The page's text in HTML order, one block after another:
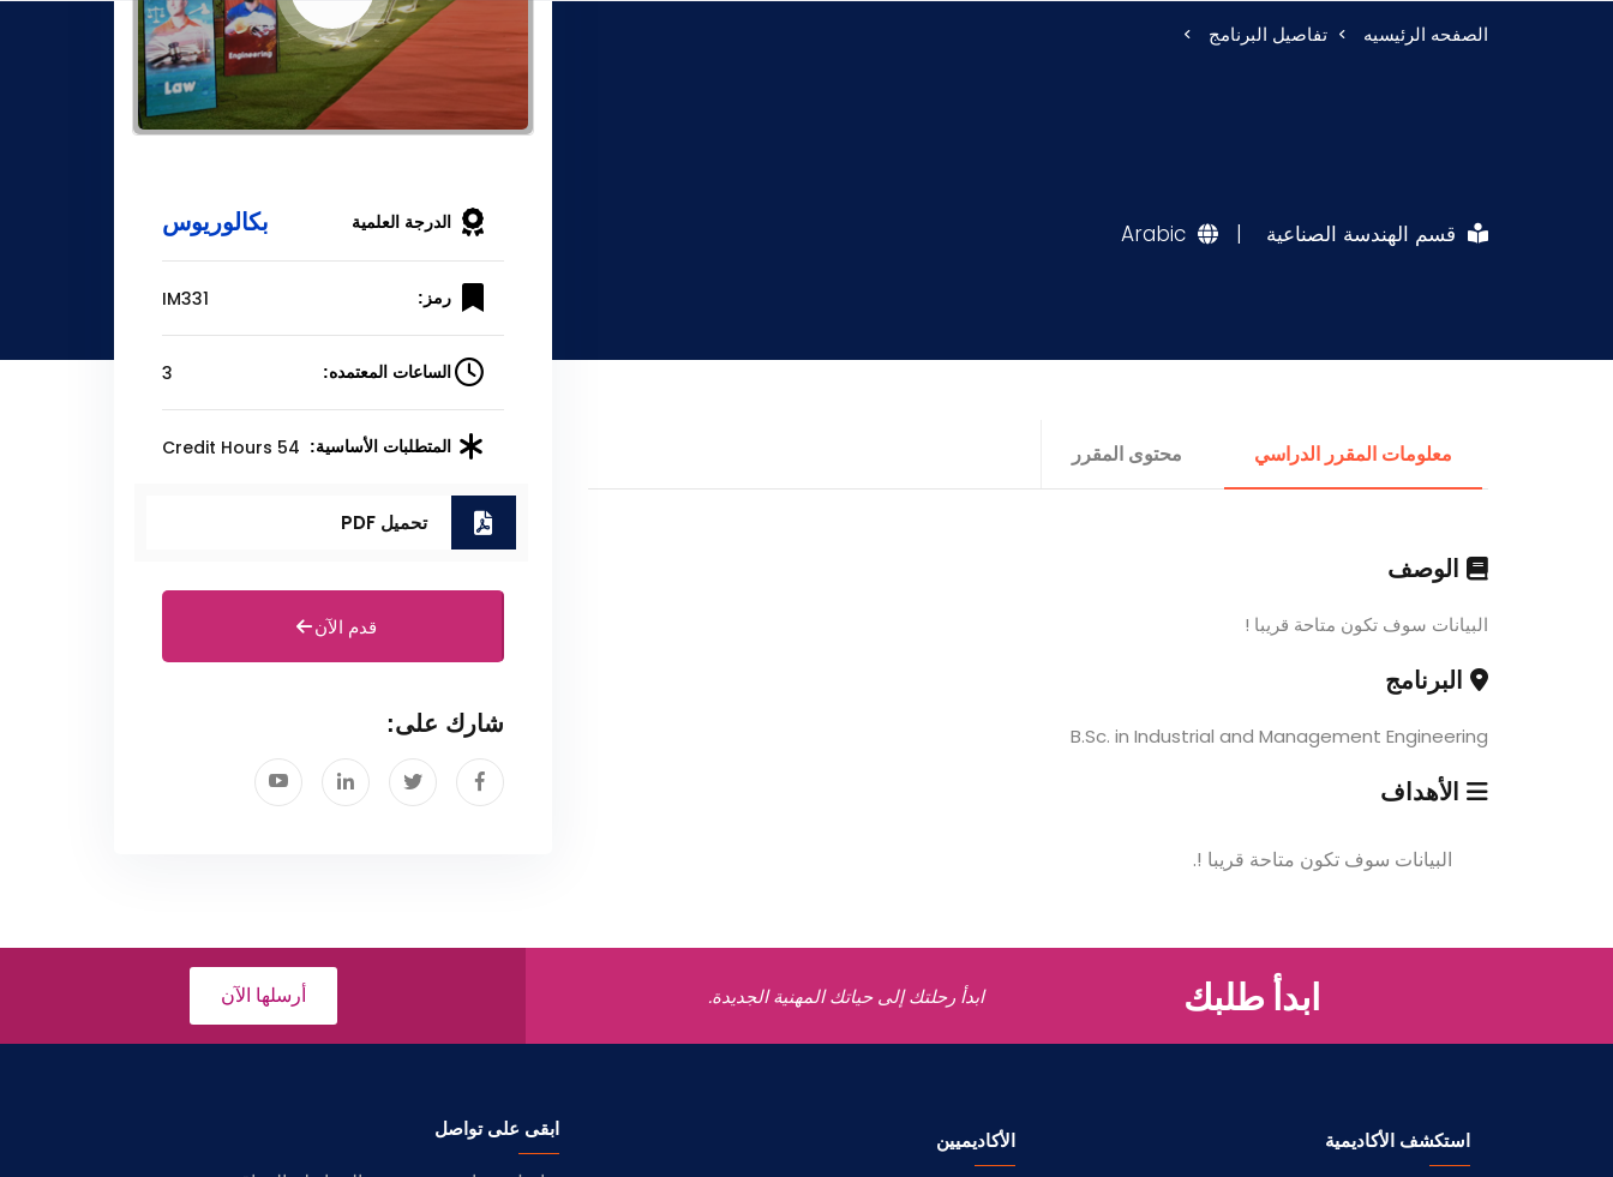
الصفحه الرئيسيه تفاصيل البرنامج
قسم الهندسة الصناعية |
Arabic
معلومات المقرر الدراسي محتوى المقرر
الوصف
البيانات سوف تكون متاحة قريبا !
البرنامج
B.Sc. in Industrial and Management Engineering
الأهداف
البيانات سوف تكون متاحة قريبا !.
الدرجة العلمية بكالوريوس
رمز: IM331
الساعات المعتمده: 3
المتطلبات الأساسية: 54 Credit Hours
تحميل PDF
قدم الآن
شارك على:
ابدأ طلبك ابدأ رحلتك إلى حياتك المهنية الجديدة. أرسلها الآن
استكشف الأكاديمية الأكاديميين
ابقى على تواصل